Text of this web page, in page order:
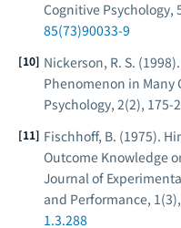
Cognitive Psychology,
85(73)90033-9
Nickerson, R. S.
Phenomenon in Many
Psychology, 2(2), 175-
Fischhoff, B. (1975).
Outcome Knowledge
Journal of
and Performance,
1.3.288